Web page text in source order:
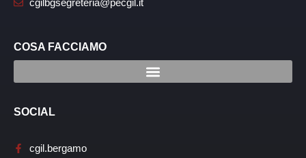
cgilbgsegreteria@pecgil.it
COSA FACCIAMO
SOCIAL
cgil.bergamo